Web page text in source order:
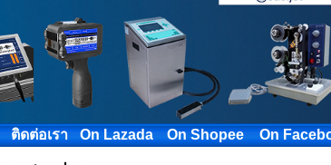
ติดต่อเรา On Lazada On Shopee On